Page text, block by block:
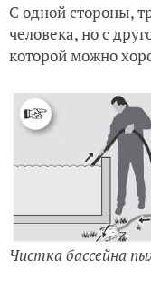
С одной стороны,
человека, но с
которой можно
Чистка бассейна